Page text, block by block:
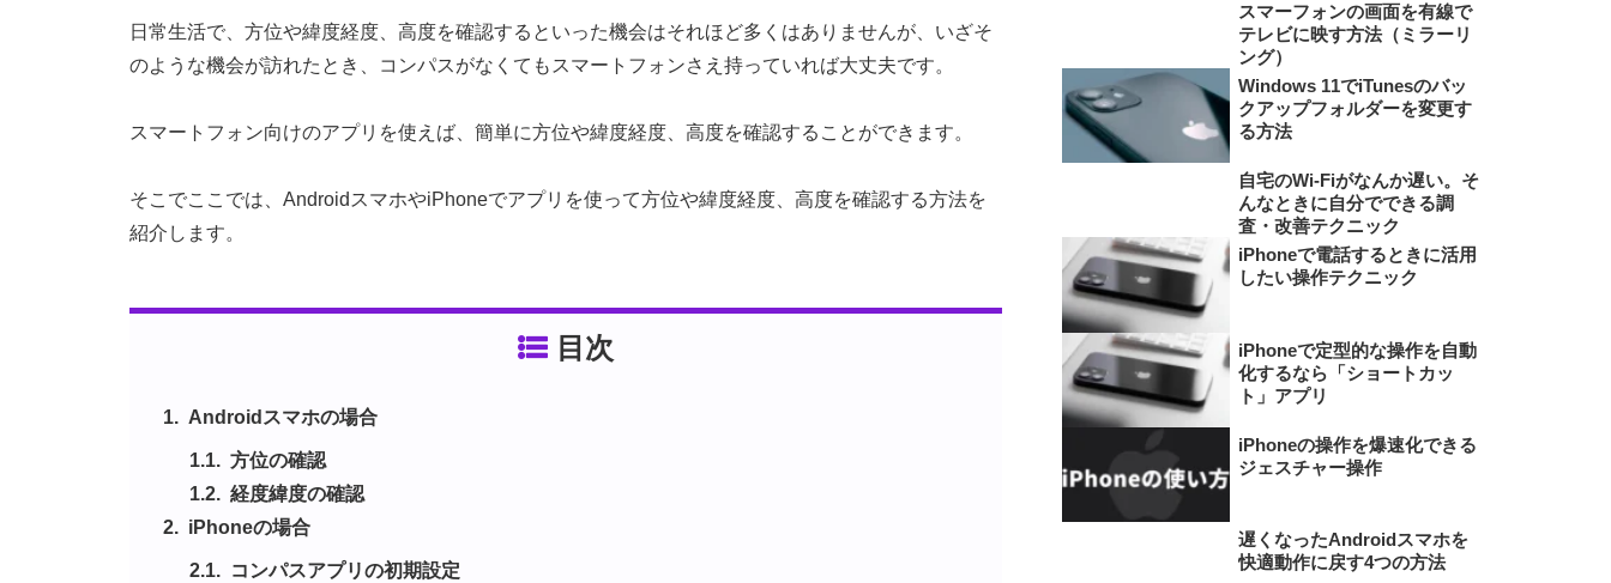
日常生活で、方位や緯度経度、高度を確認するといった機会はそれほど多くはありませんが、いざそ
のような機会が訪れたとき、コンパスがなくてもスマートフォンさえ持っていれば大丈夫です。
スマートフォン向けのアプリを使えば、簡単に方位や緯度経度、高度を確認することができます。
そこでここでは、AndroidスマホやiPhoneでアプリを使って方位や緯度経度、高度を確認する方法を
紹介します。
目次
Androidスマホの場合
方位の確認
経度緯度の確認
iPhoneの場合
コンパスアプリの初期設定
スマーフォンの画面を有線で
テレビに映す方法（ミラーリ
ング）
Windows 11でiTunesのバッ
クアップフォルダーを変更す
る方法
自宅のWi-Fiがなんか遅い。そ
んなときに自分でできる調
査・改善テクニック
iPhoneで電話するときに活用
したい操作テクニック
iPhoneで定型的な操作を自動
化するなら「ショートカッ
ト」アプリ
iPhoneの操作を爆速化できる
ジェスチャー操作
遅くなったAndroidスマホを
快適動作に戻す4つの方法